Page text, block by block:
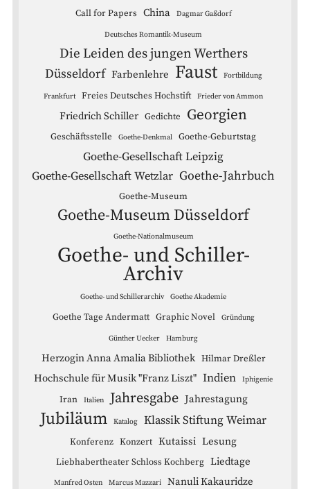
Call for Papers China Dagmar Gaßdorf
Deutsches Romantik-Museum
Die Leiden des jungen Werthers
Düsseldorf Farbenlehre Faust Fortbildung
Frankfurt Freies Deutsches Hochstift Frieder von Ammon
Friedrich Schiller Gedichte Georgien
Geschäftsstelle Goethe-Denkmal Goethe-Geburtstag
Goethe-Gesellschaft Leipzig
Goethe-Gesellschaft Wetzlar Goethe-Jahrbuch
Goethe-Museum
Goethe-Museum Düsseldorf
Goethe-Nationalmuseum
Goethe- und Schiller-
Archiv
Goethe- und Schillerarchiv Goethe Akademie
Goethe Tage Andermatt Graphic Novel Gründung
Günther Uecker Hamburg
Herzogin Anna Amalia Bibliothek Hilmar Dreßler
Hochschule für Musik "Franz Liszt" Indien Iphigenie
Iran Italien Jahresgabe Jahrestagung
Jubiläum Katalog Klassik Stiftung Weimar
Konferenz Konzert Kutaissi Lesung
Liebhabertheater Schloss Kochberg Liedtage
Manfred Osten Marcus Mazzari Nanuli Kakauridze